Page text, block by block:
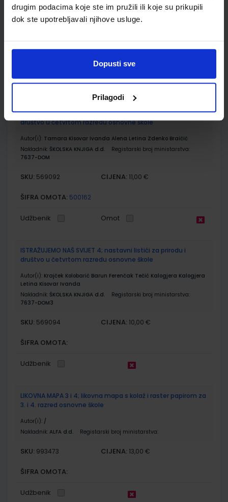
drugim podacima koje ste im pružili ili koje su prikupili
dok ste upotrebljavali njihove usluge.
Dopusti sve
Prilagodi
Autor(i):Tamara Kisovar Ivanda Alena Letina Zdenko Braičić
Nakladnik:ŠKOLSKA KNJIGA d.d. Registarski broj ministarstva:
SKU:569091 CIJENA:18,11 €
Udžbenik Omot
ISTRAŽUJEMO NAŠ SVIJET 4; radna bilježnica za prirodu i
društvo u četvrtom razredu osnovne škole
Autor(i): Tamara Kisovar Ivanda Alena Letina Zdenko Braičić
Nakladnik: ŠKOLSKA KNJIGA d.d.
Registarski broj ministarstva:
7637-DOM
SKU: 569092 CIJENA: 11,00 €
ŠIFRA OMOTA: 500162
Udžbenik Omot
ISTRAŽUJEMO NAŠ SVIJET 4; nastavni listići za prirodu i
društvo u četvrtom razredu osnovne škole
Autor(i): Krajček Kolobarić Barun Ferenčak Tečić Kalogjera Kalogjera
Letina Kisovar Ivanda
Nakladnik: ŠKOLSKA KNJIGA d.d.
Registarski broj ministarstva:
7637-DOM3
SKU: 569094 CIJENA: 10,00 €
ŠIFRA OMOTA:
Udžbenik
LIKOVNA MAPA 3 i 4; likovna mapa s kolaž i raster papirom za
3. i 4. razred osnovne škole
Autor(i): /
Nakladnik: ALFA d.d. Registarski broj ministarstva:
SKU: 993473 CIJENA: 13,00 €
ŠIFRA OMOTA:
Udžbenik